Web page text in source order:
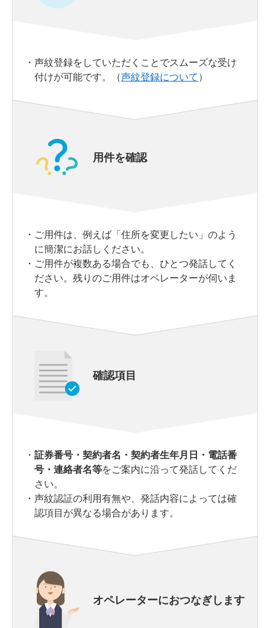
・ 声紋登録をしていただくことでスムーズな受け
付けが可能です。（声紋登録について ）
用件を確認
・ ご用件は、例えば「住所を変更したい」のよう
に簡潔にお話しください。
・ ご用件が複数ある場合でも、ひとつ発話してく
ださい。残りのご用件はオペレーターが伺いま
す。
確認項目
・ 証券番号・契約者名・契約者生年月日・電話番
号・連絡者名等をご案内に沿って発話してくだ
さい。
・ 声紋認証の利用有無や、発話内容によっては確
認項目が異なる場合があります。
オペレーターにおつなぎします